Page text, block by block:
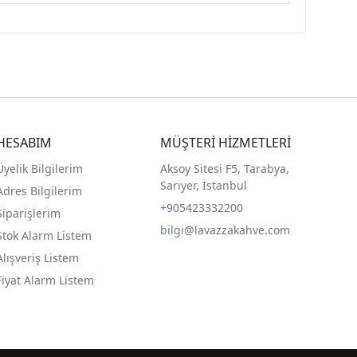
Bilgilerim
Bilgilerim
Alarm Listem
Listem
Alarm Listem
MÜŞTERİ HİZMETLERİ
Aksoy Sitesi F5, Tarabya,
Sarıyer, İstanbul
+905423332200
bilgi@lavazzakahve.com